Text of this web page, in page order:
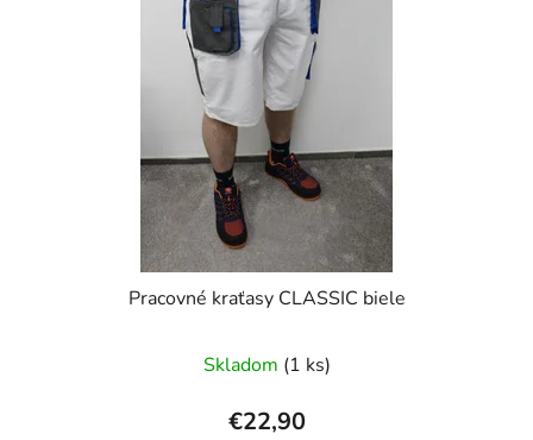
Pracovné kraťasy CLASSIC biele
Skladom (1 ks)
€22,90